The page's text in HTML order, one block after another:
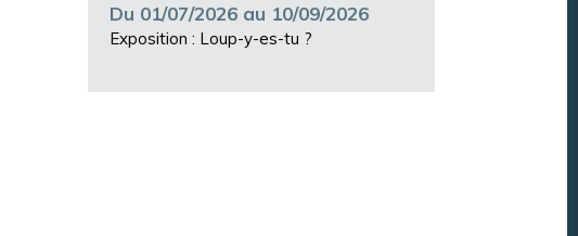
Du 01/07/2026 au 10/09/2026
Exposition : Loup-y-es-tu ?